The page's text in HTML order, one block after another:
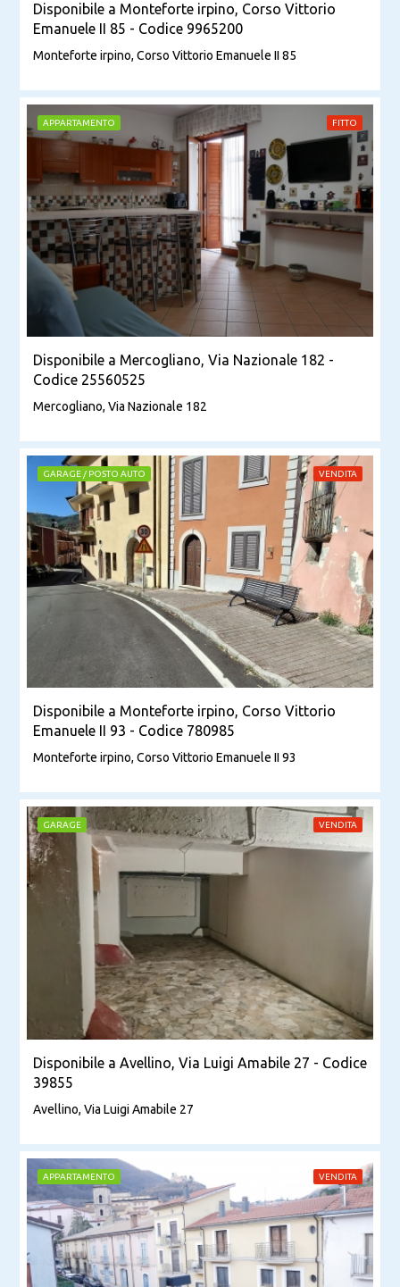
Disponibile a Monteforte irpino, Corso Vittorio
Emanuele II 85 - Codice 9965200
Monteforte irpino, Corso Vittorio Emanuele II 85
APPARTAMENTO FITTO
Disponibile a Mercogliano, Via Nazionale 182 -
Codice 25560525
Mercogliano, Via Nazionale 182
GARAGE / POSTO AUTO VENDITA
Disponibile a Monteforte irpino, Corso Vittorio
Emanuele II 93 - Codice 780985
Monteforte irpino, Corso Vittorio Emanuele II 93
GARAGE VENDITA
Disponibile a Avellino, Via Luigi Amabile 27 - Codice
39855
Avellino, Via Luigi Amabile 27
APPARTAMENTO VENDITA